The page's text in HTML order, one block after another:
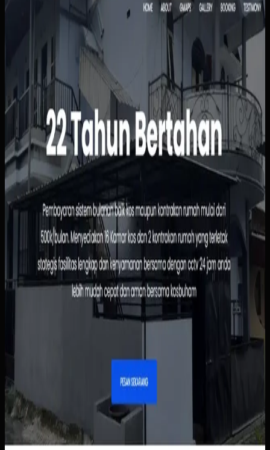
Kos Bu Ham
Sebelumnya
Status kamar, pembayaran, dan data penghuni masih
dipantau manual sehingga rawan tertinggal atau salah
catat. Calon penghuni juga harus bertanya satu per satu
hanya untuk mengetahui ketersediaan, harga, atau
fasilitas kamar.
Yang kami bangun
Kami menyusun website dengan informasi kamar yang
jelas, alur pemesanan yang sederhana, dan dasbor
pengelolaan penghuni serta pembayaran. Pemilik bisa
melihat status sewa dengan lebih cepat, sementara calon
penghuni tidak perlu menunggu chat manual untuk
informasi dasar.
Baca studi kasus